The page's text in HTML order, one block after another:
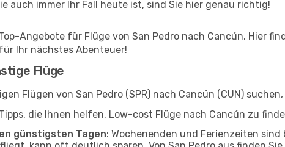
auch immer Ihr Fall heute ist, sind Sie hier genau richtig!
Angebote für Flüge von San Pedro nach Cancún. Hier
Ihr nächstes Abenteuer!
Flüge
Flügen von San Pedro (SPR) nach Cancún (CUN)
die Ihnen helfen, Low-cost Flüge nach Cancún zu
günstigsten Tagen: Wochenenden und Ferienzeiten